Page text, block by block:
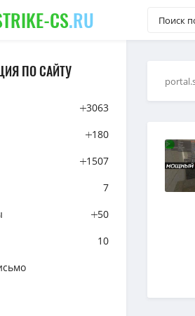
CS.RU
ПО САЙТУ
3063
180
1507
7
50
10